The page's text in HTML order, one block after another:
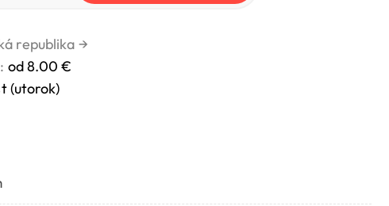
republika →
od 8.00 €
(utorok)